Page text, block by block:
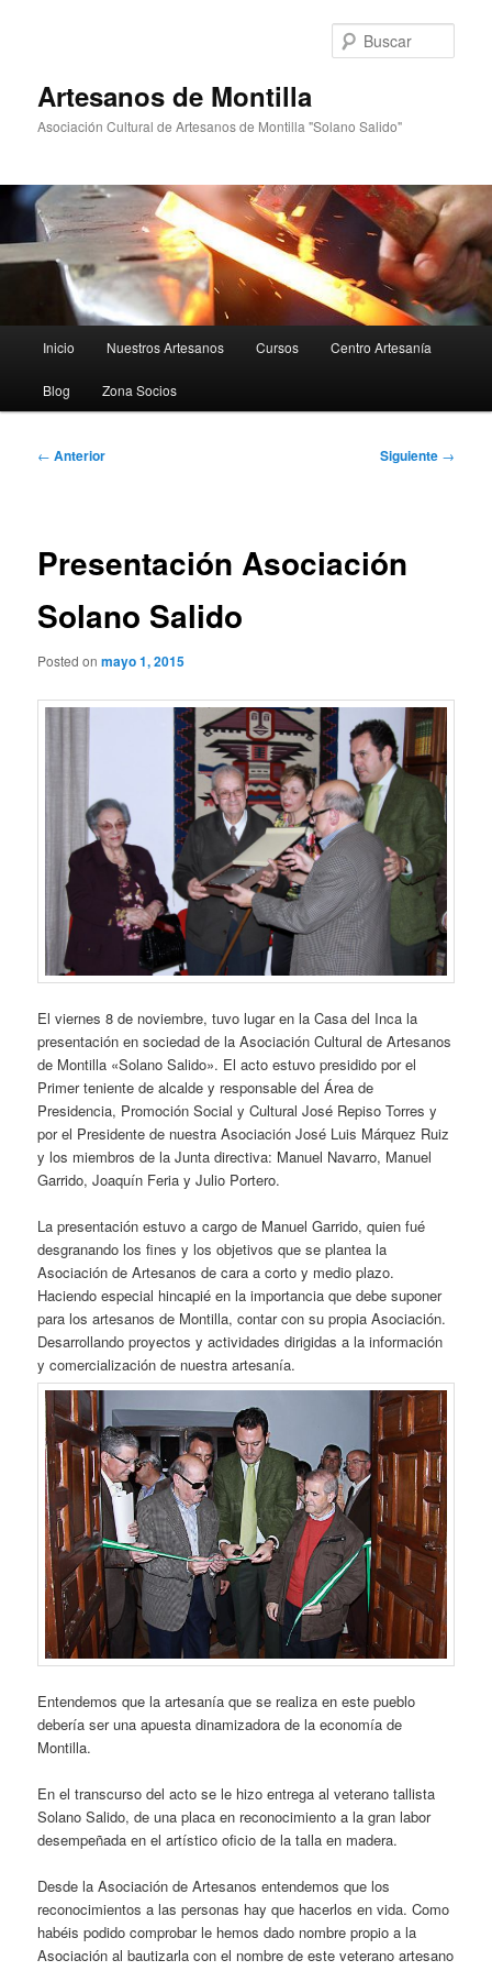
Artesanos de Montilla
Asociación Cultural de Artesanos de Montilla "Solano Salido"
principal
Inicio Nuestros Artesanos Cursos Centro Artesanía
Blog Zona Socios
Navegación
← Anterior Siguiente →
Presentación Asociación
Solano Salido
Posted onmayo 1, 2015
El viernes 8 de noviembre, tuvo lugar en la Casa del Inca la
presentación en sociedad de la Asociación Cultural de Artesanos
de Montilla «Solano Salido». El acto estuvo presidido por el
Primer teniente de alcalde y responsable del Área de
Presidencia, Promoción Social y Cultural José Repiso Torres y
por el Presidente de nuestra Asociación José Luis Márquez Ruiz
y los miembros de la Junta directiva: Manuel Navarro, Manuel
Garrido, Joaquín Feria y Julio Portero.
La presentación estuvo a cargo de Manuel Garrido, quien fué
desgranando los fines y los objetivos que se plantea la
Asociación de Artesanos de cara a corto y medio plazo.
Haciendo especial hincapié en la importancia que debe suponer
para los artesanos de Montilla, contar con su propia Asociación.
Desarrollando proyectos y actividades dirigidas a la información
y comercialización de nuestra artesanía.
Entendemos que la artesanía que se realiza en este pueblo
debería ser una apuesta dinamizadora de la economía de
Montilla.
En el transcurso del acto se le hizo entrega al veterano tallista
Solano Salido, de una placa en reconocimiento a la gran labor
desempeñada en el artístico oficio de la talla en madera.
Desde la Asociación de Artesanos entendemos que los
reconocimientos a las personas hay que hacerlos en vida. Como
habéis podido comprobar le hemos dado nombre propio a la
Asociación al bautizarla con el nombre de este veterano artesano